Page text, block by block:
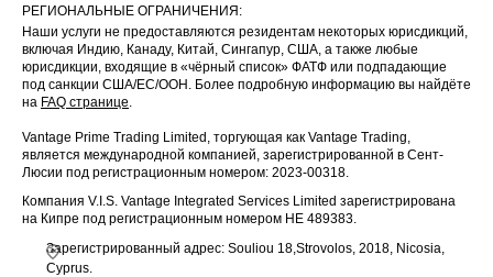
РЕГИОНАЛЬНЫЕ ОГРАНИЧЕНИЯ:
Наши услуги не предоставляются резидентам некоторых юрисдикций,
включая Индию, Канаду, Китай, Сингапур, США, а также любые
юрисдикции, входящие в «чёрный список» ФАТФ или подпадающие
под санкции США/ЕС/ООН. Более подробную информацию вы найдёте
на FAQ странице.
Vantage Prime Trading Limited, торгующая как Vantage Trading,
является международной компанией, зарегистрированной в Сент-
Люсии под регистрационным номером: 2023-00318.
Компания V.I.S. Vantage Integrated Services Limited зарегистрирована
на Кипре под регистрационным номером HE 489383.
Зарегистрированный адрес: Souliou 18,Strovolos, 2018, Nicosia,
Cyprus.